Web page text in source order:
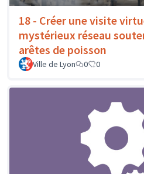
18 - Créer une visite
mystérieux réseau
arêtes de poisson
Ville de Lyon 0 0